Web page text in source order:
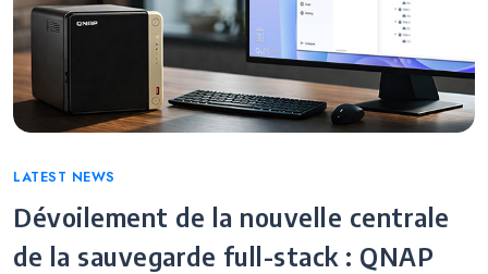
Categories
LATEST NEWS
Dévoilement de la nouvelle centrale
de la sauvegarde full-stack : QNAP